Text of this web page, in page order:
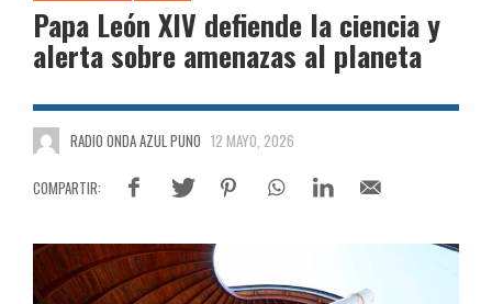
Papa León XIV defiende la ciencia y
alerta sobre amenazas al planeta
RADIO ONDA AZUL PUNO 12 MAYO, 2026